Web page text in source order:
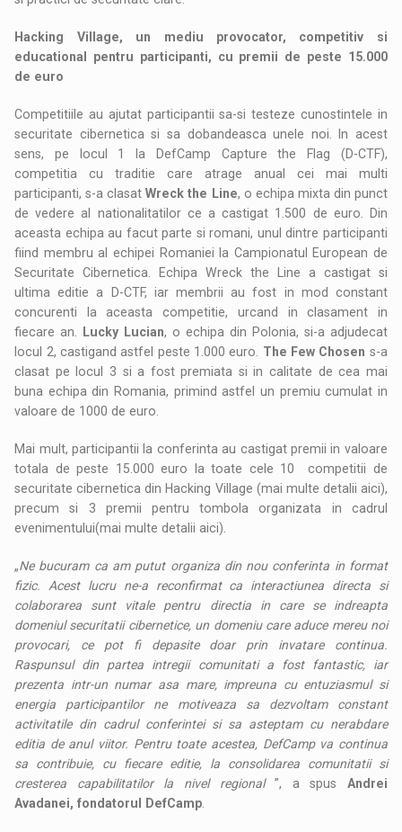
Hacking Village, un mediu provocator, competitiv si
educational pentru participanti, cu premii de peste 15.000
de euro
Competitiile au ajutat participantii sa-si testeze cunostintele in
securitate cibernetica si sa dobandeasca unele noi. In acest
sens, pe locul 1 la DefCamp Capture the Flag (D-CTF),
competitia cu traditie care atrage anual cei mai multi
participanti, s-a clasatWreck the Line, o echipa mixta din punct
de vedere al nationalitatilor ce a castigat 1.500 de euro. Din
aceasta echipa au facut parte si romani, unul dintre participanti
fiind membru al echipei Romaniei la Campionatul European de
Securitate Cibernetica. Echipa Wreck the Line a castigat si
ultima editie a D-CTF, iar membrii au fost in mod constant
concurenti la aceasta competitie, urcand in clasament in
fiecare an.
Lucky Lucian, o echipa din Polonia, si-a adjudecat
locul 2, castigand astfel peste 1.000 euro. The Few Chosen s-a
clasat pe locul 3 si a fost premiata si in calitate de cea mai
buna echipa din Romania, primind astfel un premiu cumulat in
valoare de 1000 de euro.
Mai mult, participantii la conferinta au castigat premii in valoare
totala de peste 15.000 euro la toate cele 10 competitii de
securitate cibernetica din Hacking Village (mai multe detalii aici),
precum si 3 premii pentru tombola organizata in cadrul
evenimentului(mai multe detalii aici).
„Ne bucuram ca am putut organiza din nou conferinta in format
fizic. Acest lucru ne-a reconfirmat ca interactiunea directa si
colaborarea sunt vitale pentru directia in care se indreapta
domeniul securitatii cibernetice, un domeniu care aduce mereu noi
provocari, ce pot fi depasite doar prin invatare continua.
Raspunsul din partea intregii comunitati a fost fantastic, iar
prezenta intr-un numar asa mare, impreuna cu entuziasmul si
energia participantilor ne motiveaza sa dezvoltam constant
activitatile din cadrul conferintei si sa asteptam cu nerabdare
editia de anul viitor. Pentru toate acestea, DefCamp va continua
sa contribuie, cu fiecare editie, la consolidarea comunitatii si
cresterea capabilitatilor la nivel regional”, a spus Andrei
Avadanei, fondatorul DefCamp